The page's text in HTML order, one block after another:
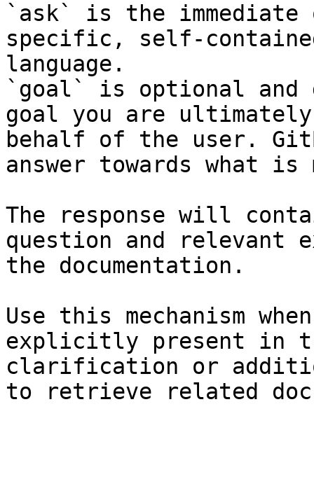
`ask` is the
specific, self-
language.
`goal` is optional and
goal you are
behalf of the user.
answer towards what
The response will
question and relevant
the documentation.
Use this mechanism
explicitly present in
clarification or